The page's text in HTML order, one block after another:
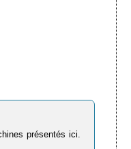
présentés ici.